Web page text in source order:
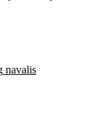
navalis